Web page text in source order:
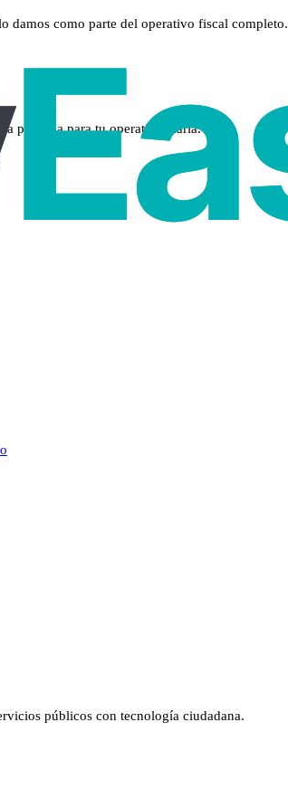
damos como parte del operativo fiscal completo.
pensada para tu operativa diaria.
públicos con tecnología ciudadana.